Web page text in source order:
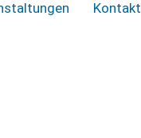
Kontakt